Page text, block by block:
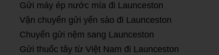
Gửi máy ép nước mía đi Launceston
Vận chuyển gửi yến sào đi Launceston
Chuyển gửi nệm sang Launceston
Gửi thuốc tây từ Việt Nam đi Launceston